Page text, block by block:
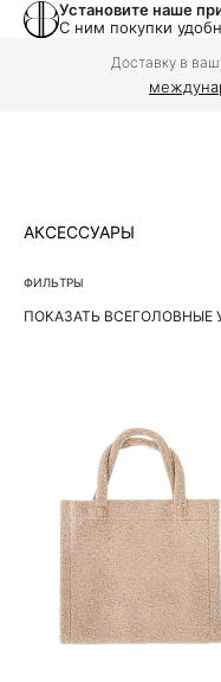
Установите наше
С ним покупки
Доставку в
АКСЕССУАРЫ
ФИЛЬТРЫ
ПОКАЗАТЬ ВСЕГОЛОВНЫЕ